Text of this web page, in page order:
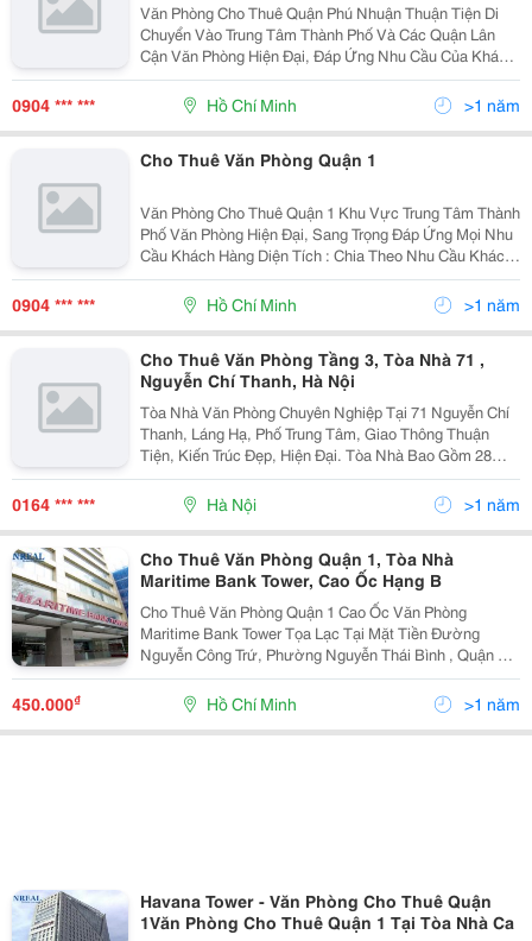
Văn Phòng Cho Thuê Quận Phú Nhuận Thuận Tiện Di
Chuyển Vào Trung Tâm Thành Phố Và Các Quận Lân
Cận Văn Phòng Hiện Đại, Đáp Ứng Nhu Cầu Của Khách
Hàng Diện Tích : Chia Theo Tiện Ích Của Khách Hàng (
Từ 30 &Ndash; 200M2 ) Giá Cho Thuê : Từ 8 &
0904 *** *** Hồ Chí Minh >1 năm
Cho Thuê Văn Phòng Quận 1
Văn Phòng Cho Thuê Quận 1 Khu Vực Trung Tâm Thành
Phố Văn Phòng Hiện Đại, Sang Trọng Đáp Ứng Mọi Nhu
Cầu Khách Hàng Diện Tích : Chia Theo Nhu Cầu Khách
Hàng ( Từ 40 &Ndash; 300M2 ) Giá Thuê : Từ 14
&Ndash; 30Usd/M2 Đội Ngũ Nhân Viên Tư Vấ
0904 *** *** Hồ Chí Minh >1 năm
Cho Thuê Văn Phòng Tầng 3, Tòa Nhà 71 ,
Nguyễn Chí Thanh, Hà Nội
Tòa Nhà Văn Phòng Chuyên Nghiệp Tại 71 Nguyễn Chí
Thanh, Láng Hạ, Phố Trung Tâm, Giao Thông Thuận
Tiện, Kiến Trúc Đẹp, Hiện Đại. Tòa Nhà Bao Gồm 28
Tầng, Trang Thiết Bị Hiện Đại, Chỗ Để Xe Thuận Tiện,
Ngân Hàng Dưới Tầng 1. Cho Thuê Các Phòng Làm Việ
0164 *** *** Hà Nội >1 năm
Cho Thuê Văn Phòng Quận 1, Tòa Nhà
Maritime Bank Tower, Cao Ốc Hạng B
Cho Thuê Văn Phòng Quận 1 Cao Ốc Văn Phòng
Maritime Bank Tower Tọa Lạc Tại Mặt Tiền Đường
Nguyễn Công Trứ, Phường Nguyễn Thái Bình , Quận 1,
Thành Phố Hồ Chí Minh. Maritime Bank Tower Là Cao
Ốc Văn Phòng Hạng A Với Thiết Kế Thông Thoáng,
Theo Phong C
450.000₫ Hồ Chí Minh >1 năm
Havana Tower - Văn Phòng Cho Thuê Quận
1Văn Phòng Cho Thuê Quận 1 Tại Tòa Nhà Ca